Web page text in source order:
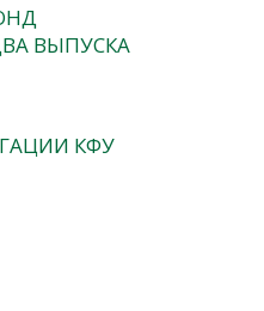
ВЫПУСКА
КФУ